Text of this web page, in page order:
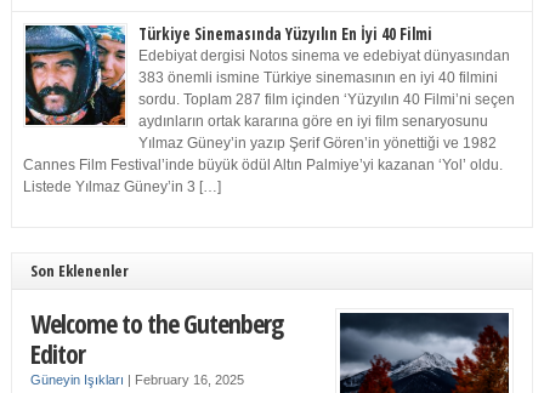
Türkiye Sinemasında Yüzyılın En İyi 40 Filmi
Edebiyat dergisi Notos sinema ve edebiyat dünyasından
383 önemli ismine Türkiye sinemasının en iyi 40 filmini
sordu. Toplam 287 film içinden ‘Yüzyılın 40 Filmi’ni seçen
aydınların ortak kararına göre en iyi film senaryosunu
Yılmaz Güney’in yazıp Şerif Gören’in yönettiği ve 1982
Cannes Film Festival’inde büyük ödül Altın Palmiye’yi kazanan ‘Yol’ oldu.
Listede Yılmaz Güney’in 3 […]
Son Eklenenler
Welcome to the Gutenberg
Editor
Güneyin Işıkları | February 16, 2025